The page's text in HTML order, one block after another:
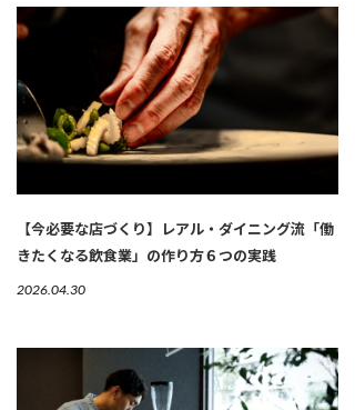
【今必要な店づくり】レアル・ダイニング流「働
きたくなる飲食業」の作り方６つの実践
2026.04.30